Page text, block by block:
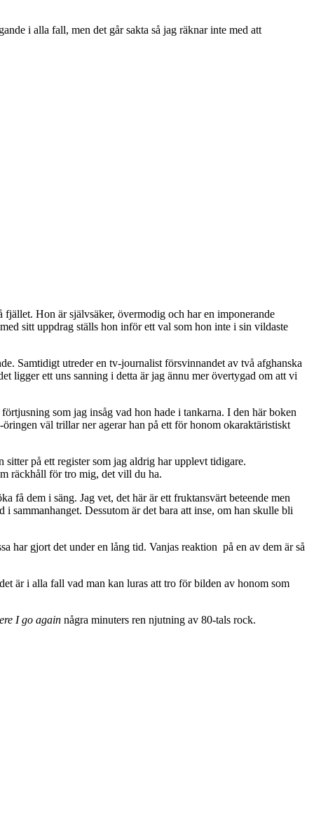
i alla fall, men det går sakta så jag räknar inte med att
Hon är självsäker, övermodig och har en imponerande
sitt uppdrag ställs hon inför ett val som hon inte i sin vildaste
Samtidigt utreder en tv-journalist försvinnandet av två afghanska
ligger ett uns sanning i detta är jag ännu mer övertygad om att vi
som jag insåg vad hon hade i tankarna. I den här boken
väl trillar ner agerar han på ett för honom okaraktäristiskt
på ett register som jag aldrig har upplevt tidigare.
räckhåll för tro mig, det vill du ha.
få dem i säng. Jag vet, det här är ett fruktansvärt beteende men
sammanhanget. Dessutom är det bara att inse, om han skulle bli
har gjort det under en lång tid. Vanjas reaktion på en av dem är så
är i alla fall vad man kan luras att tro för bilden av honom som
I go again några minuters ren njutning av 80-tals rock.